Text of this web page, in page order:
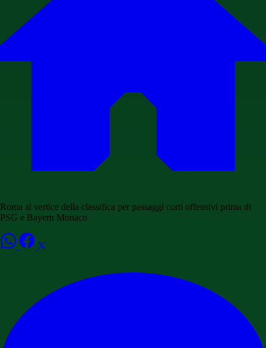
Roma al vertice della classifica per passaggi corti offensivi prima di
PSG e Bayern Monaco